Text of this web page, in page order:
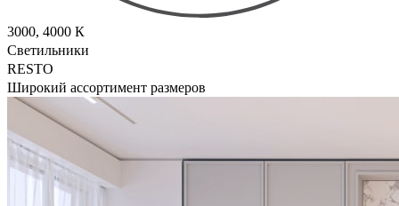
3000, 4000 К
Светильники
RESTO
Широкий ассортимент размеров